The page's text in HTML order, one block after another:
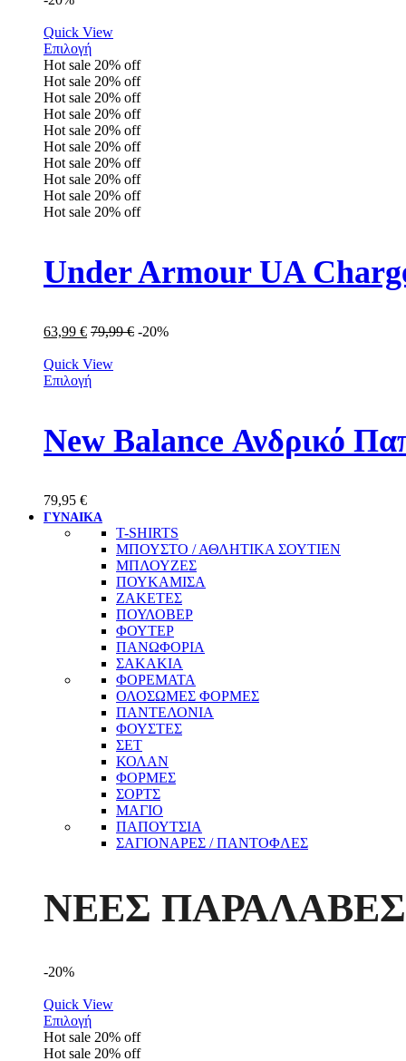
Quick View
Επιλογή
Hot sale 20% off
Hot sale 20% off
Hot sale 20% off
Hot sale 20% off
Hot sale 20% off
Hot sale 20% off
Hot sale 20% off
Hot sale 20% off
Hot sale 20% off
Hot sale 20% off
Under Armour UA
63,99 € 79,99€ -20%
Quick View
Επιλογή
New Balance Ανδρικό
79,95 €
ΓΥΝΑΙΚΑ
T-SHIRTS
ΜΠΟΥΣΤΟ / ΑΘΛΗΤΙΚΑ ΣΟΥΤΙΕΝ
ΜΠΛΟΥΖΕΣ
ΠΟΥΚΑΜΙΣΑ
ΖΑΚΕΤΕΣ
ΠΟΥΛΟΒΕΡ
ΦΟΥΤΕΡ
ΠΑΝΩΦΟΡΙΑ
ΣΑΚΑΚΙΑ
ΦΟΡΕΜΑΤΑ
ΟΛΟΣΩΜΕΣ ΦΟΡΜΕΣ
ΠΑΝΤΕΛΟΝΙΑ
ΦΟΥΣΤΕΣ
ΣΕΤ
ΚΟΛΑΝ
ΦΟΡΜΕΣ
ΣΟΡΤΣ
ΜΑΓΙΟ
ΠΑΠΟΥΤΣΙΑ
ΣΑΓΙΟΝΑΡΕΣ / ΠΑΝΤΟΦΛΕΣ
ΝΕΕΣ ΠΑΡΑΛΑΒΕΣ
-20%
Quick View
Επιλογή
Hot sale 20% off
Hot sale 20% off